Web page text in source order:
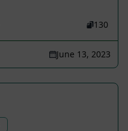
130
June 13, 2023